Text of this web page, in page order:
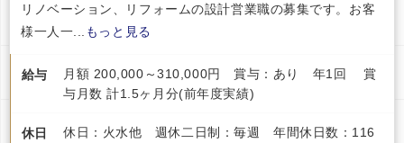
リノベーション、リフォームの設計営業職の募集です。お客
様一人一...
もっと見る
給与
月額 200,000～310,000円 賞与：あり 年1回 賞
与月数 計1.5ヶ月分(前年度実績)
休日
休日：火水他 週休二日制：毎週 年間休日数：116